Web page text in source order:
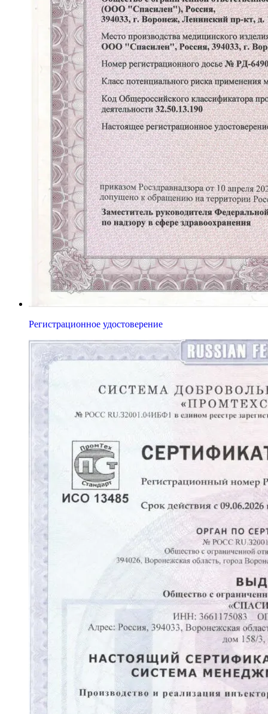
Регистрационное удостоверение